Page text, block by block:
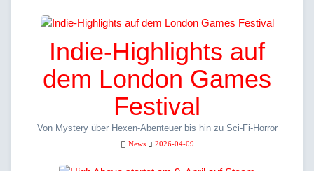
Indie-Highlights auf
dem London Games
Festival
Von Mystery über Hexen-Abenteuer bis hin zu Sci-Fi-Horror
News 2026-04-09